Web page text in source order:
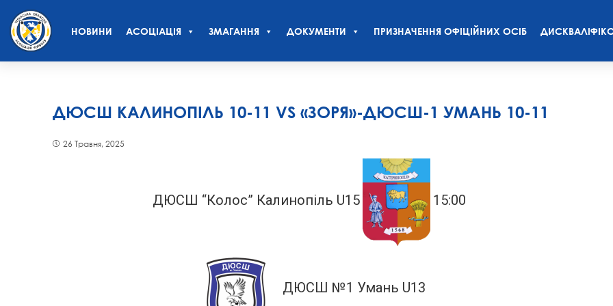
НОВИНИ АСОЦІАЦІЯ ЗМАГАННЯ ДОКУМЕНТИ ПРИЗНАЧЕННЯ ОФІЦІЙНИХ ОСІБ
ДЮСШ КАЛИНОПІЛЬ 10-11 VS «ЗОРЯ»-ДЮСШ-1 УМАНЬ 10-11
26 Травня, 2025
ДЮСШ “Колос” Калинопіль U15 15:00
ДЮСШ №1 Умань U13